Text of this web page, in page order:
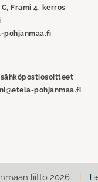
Frami 4. kerros
pohjanmaa.fi
sähköpostiosoitteet
pohjanmaa.fi
liitto 2026